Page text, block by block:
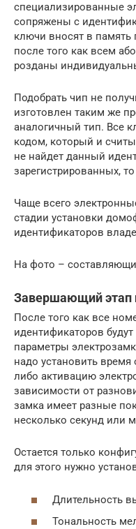
специализированные
сопряжены с
ключи вносят в память
после того как всем
розданы
Подобрать чип не
изготовлен таким же
аналогичный тип. Все
кодом, который и
не найдет данный
зарегистрированных,
Чаще всего
стадии установки
идентификаторов
На фото –
Завершающий этап
После того как все
идентификаторов
параметры
надо установить
либо активацию
зависимости от
замка имеет разные
несколько секунд или
Остается только
для этого нужно
Длительность
Тональность